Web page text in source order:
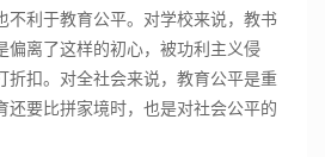
不利于教育公平。对学校来说，教书
偏离了这样的初心，被功利主义侵
折扣。对全社会来说，教育公平是重
还要比拼家境时，也是对社会公平的